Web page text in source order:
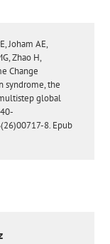
Joham AE,
Zhao H,
Change
syndrome, the
global
8. Epub